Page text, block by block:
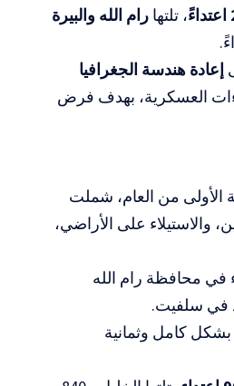
، تلتها رام الله والبيرة
إعادة هندسة الجغرافيا
العسكرية، بهدف فرض
الأولى من العام، شملت
والاستيلاء على الأراضي،
في محافظة رام الله
في سلفيت.
تجمعاً بشكل كامل وثمانية